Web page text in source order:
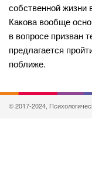
собственной
Какова вообще
в вопросе призван
предлагается
поближе.
© 2017-2024,